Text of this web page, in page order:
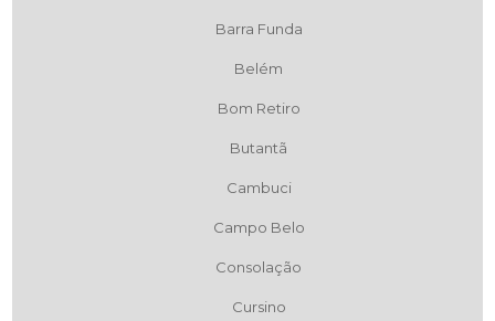
Barra Funda
Belém
Bom Retiro
Butantã
Cambuci
Campo Belo
Consolação
Cursino